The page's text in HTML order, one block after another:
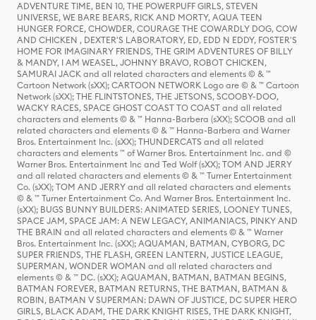
ADVENTURE TIME, BEN 10, THE POWERPUFF GIRLS, STEVEN
UNIVERSE, WE BARE BEARS, RICK AND MORTY, AQUA TEEN
HUNGER FORCE, CHOWDER, COURAGE THE COWARDLY DOG, COW
AND CHICKEN , DEXTER'S LABORATORY, ED, EDD N EDDY, FOSTER'S
HOME FOR IMAGINARY FRIENDS, THE GRIM ADVENTURES OF BILLY
& MANDY, I AM WEASEL, JOHNNY BRAVO, ROBOT CHICKEN,
SAMURAI JACK and all related characters and elements © & ™
Cartoon Network (sXX); CARTOON NETWORK Logo are © & ™ Cartoon
Network (sXX); THE FLINTSTONES, THE JETSONS, SCOOBY-DOO,
WACKY RACES, SPACE GHOST COAST TO COAST and all related
characters and elements © & ™ Hanna-Barbera (sXX); SCOOB and all
related characters and elements © & ™ Hanna-Barbera and Warner
Bros. Entertainment Inc. (sXX); THUNDERCATS and all related
characters and elements ™ of Warner Bros. Entertainment Inc. and ©
Warner Bros. Entertainment Inc and Ted Wolf (sXX); TOM AND JERRY
and all related characters and elements © & ™ Turner Entertainment
Co. (sXX); TOM AND JERRY and all related characters and elements
© & ™ Turner Entertainment Co. And Warner Bros. Entertainment Inc.
(sXX); BUGS BUNNY BUILDERS: ANIMATED SERIES, LOONEY TUNES,
SPACE JAM, SPACE JAM: A NEW LEGACY, ANIMANIACS, PINKY AND
THE BRAIN and all related characters and elements © & ™ Warner
Bros. Entertainment Inc. (sXX); AQUAMAN, BATMAN, CYBORG, DC
SUPER FRIENDS, THE FLASH, GREEN LANTERN, JUSTICE LEAGUE,
SUPERMAN, WONDER WOMAN and all related characters and
elements © & ™ DC. (sXX); AQUAMAN, BATMAN, BATMAN BEGINS,
BATMAN FOREVER, BATMAN RETURNS, THE BATMAN, BATMAN &
ROBIN, BATMAN V SUPERMAN: DAWN OF JUSTICE, DC SUPER HERO
GIRLS, BLACK ADAM, THE DARK KNIGHT RISES, THE DARK KNIGHT,